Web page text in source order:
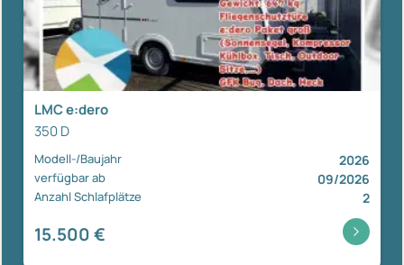
LMC e:dero
350 D
Modell-/Baujahr 2026
verfügbar ab 09/2026
Anzahl Schlafplätze 2
15.500 €